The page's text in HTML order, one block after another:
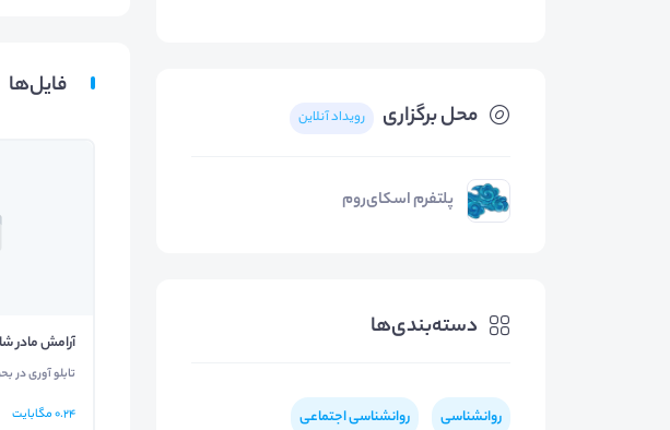
محل برگزاری رویداد آنلاین
پلتفرم اسکای‌روم
دسته‌بندی‌ها
روانشناسی روانشناسی اجتماعی
فایل‌ها
تابلو آوری در
0.24مگابایت